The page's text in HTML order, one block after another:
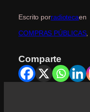
Escrito porradiotecaen
COMPRAS PÚBLICAS,
Comparte